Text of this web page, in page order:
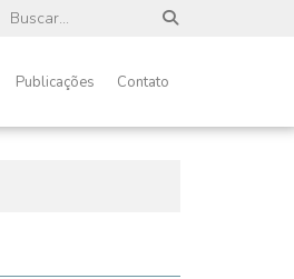
Publicações Contato